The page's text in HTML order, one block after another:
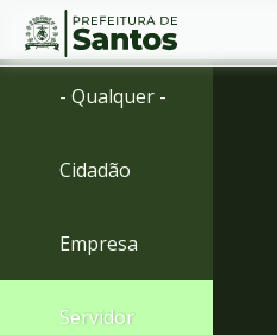
Ir
menu
Conteúdo
- Qualquer -
Cidadão
Empresa
Servidor